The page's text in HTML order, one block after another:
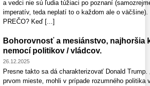
a vedci nie sú ľudia túžiaci po poznaní
imperatív, teda neplatí to o každom ale o
PREČO? Keď [...]
Bohorovnosť a mesiánstvo, najhoršia
nemocí politikov / vládcov.
26.12.2025
Presne takto sa dá charakterizovať Donald Trump.
prvom mieste, mohli v prípade rozumného